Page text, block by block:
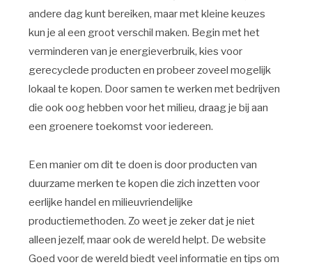
andere dag kunt bereiken, maar met kleine keuzes
kun je al een groot verschil maken. Begin met het
verminderen van je energieverbruik, kies voor
gerecyclede producten en probeer zoveel mogelijk
lokaal te kopen. Door samen te werken met bedrijven
die ook oog hebben voor het milieu, draag je bij aan
een groenere toekomst voor iedereen.
Een manier om dit te doen is door producten van
duurzame merken te kopen die zich inzetten voor
eerlijke handel en milieuvriendelijke
productiemethoden. Zo weet je zeker dat je niet
alleen jezelf, maar ook de wereld helpt. De website
Goed voor de wereld biedt veel informatie en tips om